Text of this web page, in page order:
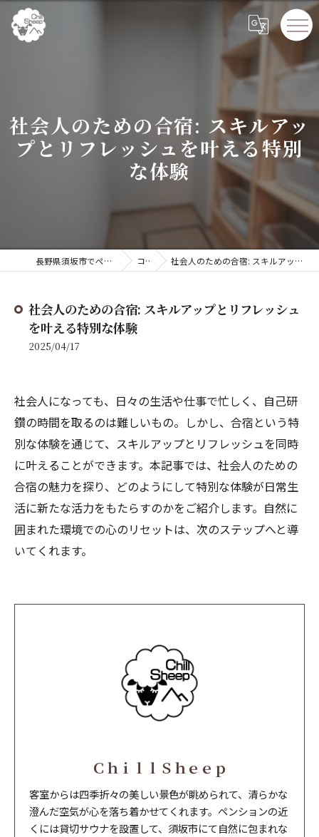
社会人のための合宿: スキルアッ
プとリフレッシュを叶える特別
な体験
長野県須坂市でペンションならChillSheep コラム 社会人のための合宿: スキルアップとリフレッシュを叶える特別な体験
社会人のための合宿: スキルアップとリフレッシュ
を叶える特別な体験
2025/04/17
社会人になっても、日々の生活や仕事で忙しく、自己研
鑽の時間を取るのは難しいもの。しかし、合宿という特
別な体験を通じて、スキルアップとリフレッシュを同時
に叶えることができます。本記事では、社会人のための
合宿の魅力を探り、どのようにして特別な体験が日常生
活に新たな活力をもたらすのかをご紹介します。自然に
囲まれた環境での心のリセットは、次のステップへと導
いてくれます。
ＣｈｉｌｌＳｈｅｅｐ
客室からは四季折々の美しい景色が眺められて、清らかな
澄んだ空気が心を落ち着かせてくれます。ペンションの近
くには貸切サウナを設置して、須坂市にて自然に包まれな